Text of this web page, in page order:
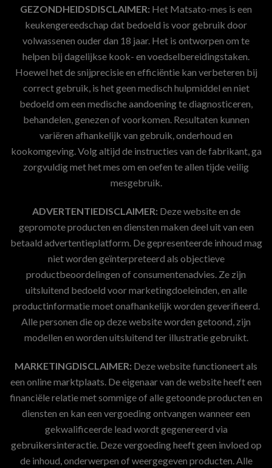
GEZONDHEIDSDISCLAIMER: Het Matsato-mes is een
keukengereedschap dat bedoeld is voor gebruik door
volwassenen ouder dan 18 jaar. Het is ontworpen om te
helpen bij dagelijkse kook- en voedselbereidingstaken.
Hoewel het de snijprecisie en efficiëntie kan verbeteren bij
correct gebruik, is het geen medisch hulpmiddel en niet
bedoeld om een medische aandoening te diagnosticeren,
behandelen, genezen of voorkomen. Resultaten kunnen
variëren afhankelijk van gebruik, onderhoud en
kookomgeving. Volg altijd de instructies van de fabrikant, ga
zorgvuldig met het mes om en oefen te allen tijde veilig
mesgebruik.
ADVERTENTIEDISCLAIMER: Deze website en de
gepromote producten en diensten maken deel uit van een
betaald advertentieplatform. De gepresenteerde inhoud mag
niet worden geïnterpreteerd als objectieve
productbeoordelingen of consumentenadvies. Ze zijn
uitsluitend bedoeld voor marketingdoeleinden, en alle
productinformatie moet onafhankelijk worden geverifieerd.
Alle personen die op deze website worden getoond, zijn
modellen en worden uitsluitend ter illustratie gebruikt.
MARKETINGDISCLAIMER: Deze website functioneert als
een online marktplaats. De eigenaar van de website heeft een
financiële relatie met sommige of alle getoonde producten en
diensten en kan een vergoeding ontvangen wanneer een
gekwalificeerde lead wordt gegenereerd via
gebruikersinteractie. Deze vergoeding heeft geen invloed op
de inhoud, onderwerpen of weergegeven producten. Alle